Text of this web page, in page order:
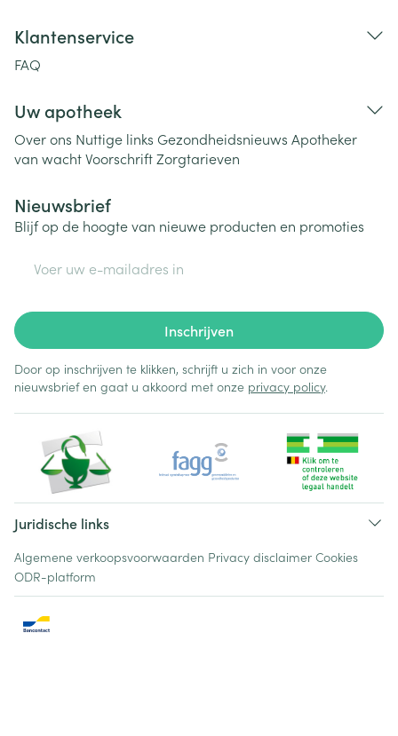
Klantenservice
FAQ
Uw apotheek
Over ons Nuttige links Gezondheidsnieuws Apotheker
van wachtVoorschriftZorgtarieven
Nieuwsbrief
Blijf op de hoogte van nieuwe producten en promoties
Inschrijven
Door op inschrijven te klikken, schrijft u zich in voor onze
nieuwsbrief en gaat u akkoord met onze privacy policy.
Juridische links
Algemene verkoopsvoorwaarden Privacy disclaimer Cookies
ODR-platform